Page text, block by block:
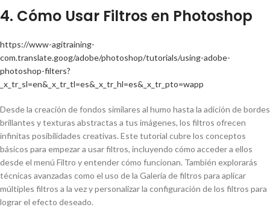
4. Cómo Usar Filtros en Photoshop
https://www-agitraining-
com.translate.goog/adobe/photoshop/tutorials/using-adobe-
photoshop-filters?
_x_tr_sl=en&_x_tr_tl=es&_x_tr_hl=es&_x_tr_pto=wapp
Desde la creación de fondos similares al humo hasta la adición de bordes
brillantes y texturas abstractas a tus imágenes, los filtros ofrecen
infinitas posibilidades creativas. Este tutorial cubre los conceptos
básicos para empezar a usar filtros, incluyendo cómo acceder a ellos
desde el menú Filtro y entender cómo funcionan. También explorarás
técnicas avanzadas como el uso de la Galería de filtros para aplicar
múltiples filtros a la vez y personalizar la configuración de los filtros para
lograr el efecto deseado.